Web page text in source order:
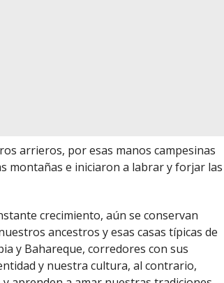
arrieros, por esas manos campesinas
montañas e iniciaron a labrar y forjar las
crecimiento, aún se conservan
ancestros y esas casas típicas de
y Bahareque, corredores con sus
y nuestra cultura, al contrario,